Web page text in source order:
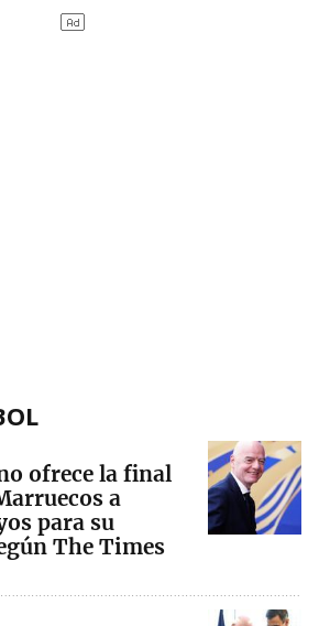
ofrece la final
a
para su
The Times